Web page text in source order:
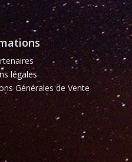
légales
Générales de Vente